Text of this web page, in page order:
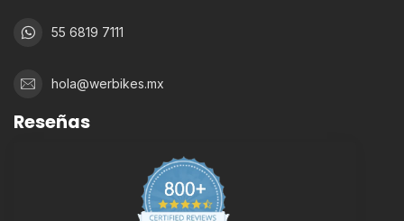
55 6819 7111
hola@werbikes.mx
Reseñas